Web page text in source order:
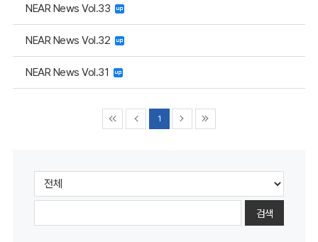
NEAR News Vol.33
NEAR News Vol.32
NEAR News Vol.31
1
검색